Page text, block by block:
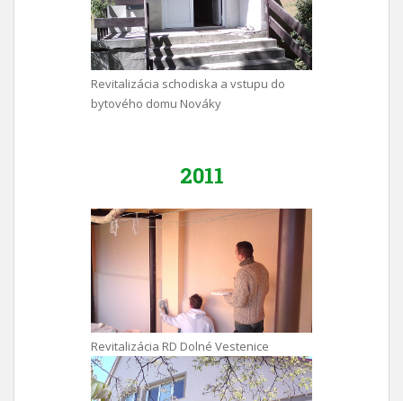
Revitalizácia schodiska a vstupu do
bytového domu Nováky
2011
Revitalizácia RD Dolné Vestenice